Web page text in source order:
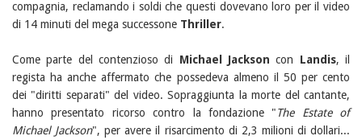
compagnia, reclamando i soldi che questi dovevano loro per il video
di 14 minuti del mega successone Thriller.
Come parte del contenzioso di Michael Jacksoncon Landis, il
regista ha anche affermato che possedeva almeno il 50 per cento
dei "diritti separati" del video. Sopraggiunta la morte del cantante,
hanno presentato ricorso contro la fondazione "The Estate of
Michael Jackson", per avere il risarcimento di 2,3 milioni di dollari...